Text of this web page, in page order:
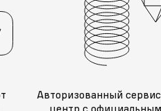
Авторизованный
центр с